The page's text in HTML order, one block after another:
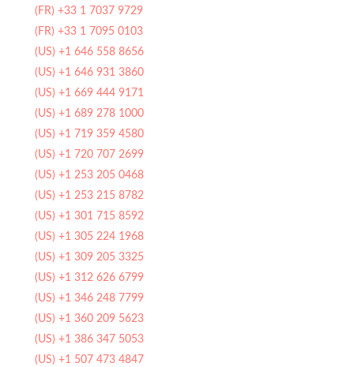
(FR) +33 1 7037 9729
(FR) +33 1 7095 0103
(US) +1 646 558 8656
(US) +1 646 931 3860
(US) +1 669 444 9171
(US) +1 689 278 1000
(US) +1 719 359 4580
(US) +1 720 707 2699
(US) +1 253 205 0468
(US) +1 253 215 8782
(US) +1 301 715 8592
(US) +1 305 224 1968
(US) +1 309 205 3325
(US) +1 312 626 6799
(US) +1 346 248 7799
(US) +1 360 209 5623
(US) +1 386 347 5053
(US) +1 507 473 4847